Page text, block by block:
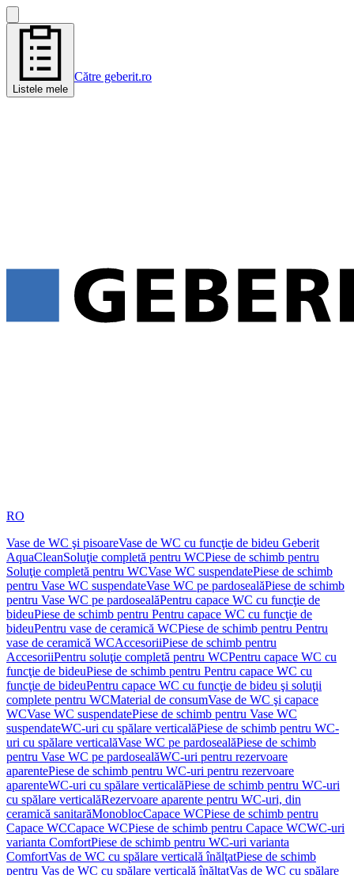
Listele mele
Către geberit.ro
RO
Vase de WC şi pisoareVase de WC cu funcţie de bideu Geberit
AquaCleanSoluţie completă pentru WCPiese de schimb pentru
Soluţie completă pentru WCVase WC suspendatePiese de schimb
pentru Vase WC suspendateVase WC pe pardosealăPiese de schimb
pentru Vase WC pe pardosealăPentru capace WC cu funcţie de
bideuPiese de schimb pentru Pentru capace WC cu funcţie de
bideuPentru vase de ceramică WCPiese de schimb pentru Pentru
vase de ceramică WCAccesoriiPiese de schimb pentru
AccesoriiPentru soluţie completă pentru WCPentru capace WC cu
funcţie de bideuPiese de schimb pentru Pentru capace WC cu
funcţie de bideuPentru capace WC cu funcţie de bideu şi soluţii
complete pentru WCMaterial de consumVase de WC şi capace
WCVase WC suspendatePiese de schimb pentru Vase WC
suspendateWC-uri cu spălare verticalăPiese de schimb pentru WC-
uri cu spălare verticalăVase WC pe pardosealăPiese de schimb
pentru Vase WC pe pardosealăWC-uri pentru rezervoare
aparentePiese de schimb pentru WC-uri pentru rezervoare
aparenteWC-uri cu spălare verticalăPiese de schimb pentru WC-uri
cu spălare verticalăRezervoare aparente pentru WC-uri, din
ceramică sanitarăMonoblocCapace WCPiese de schimb pentru
Capace WCCapace WCPiese de schimb pentru Capace WCWC-uri
varianta ComfortPiese de schimb pentru WC-uri varianta
ComfortVas de WC cu spălare verticală înălţatPiese de schimb
pentru Vas de WC cu spălare verticală înălţatVas de WC cu spălare